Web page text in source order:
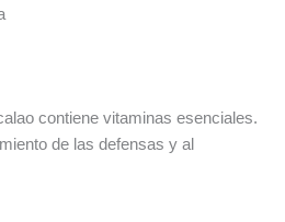
contiene vitaminas esenciales.
de las defensas y al